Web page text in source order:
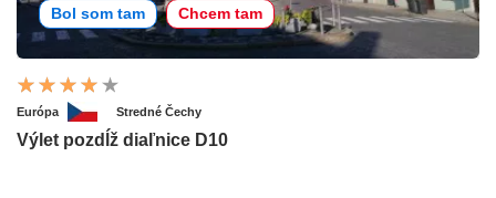
Bol som tam Chcem tam
Európa Stredné Čechy
Výlet pozdĺž diaľnice D10